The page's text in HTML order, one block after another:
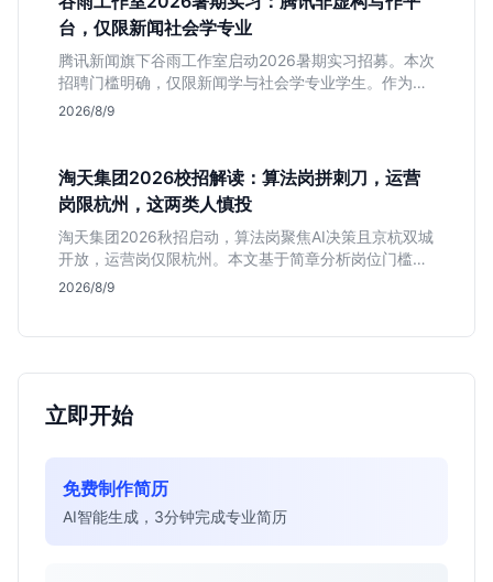
台，仅限新闻社会学专业
腾讯新闻旗下谷雨工作室启动2026暑期实习招募。本次
招聘门槛明确，仅限新闻学与社会学专业学生。作为深
耕非虚构写作的头部团队，该岗位提供独立发稿机会与
2026/8/9
淘天集团2026校招解读：算法岗拼刺刀，运营
岗限杭州，这两类人慎投
淘天集团2026秋招启动，算法岗聚焦AI决策且京杭双城
开放，运营岗仅限杭州。本文基于简章分析岗位门槛、
薪资行情及适合人群，帮应届生判断是否值得投递。
2026/8/9
立即开始
免费制作简历
AI智能生成，3分钟完成专业简历